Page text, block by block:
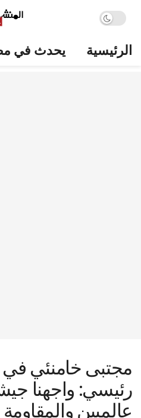
الرئيسية يحدث في
مجتبى خامنئي
رئيسي: واجهنا
عالميين